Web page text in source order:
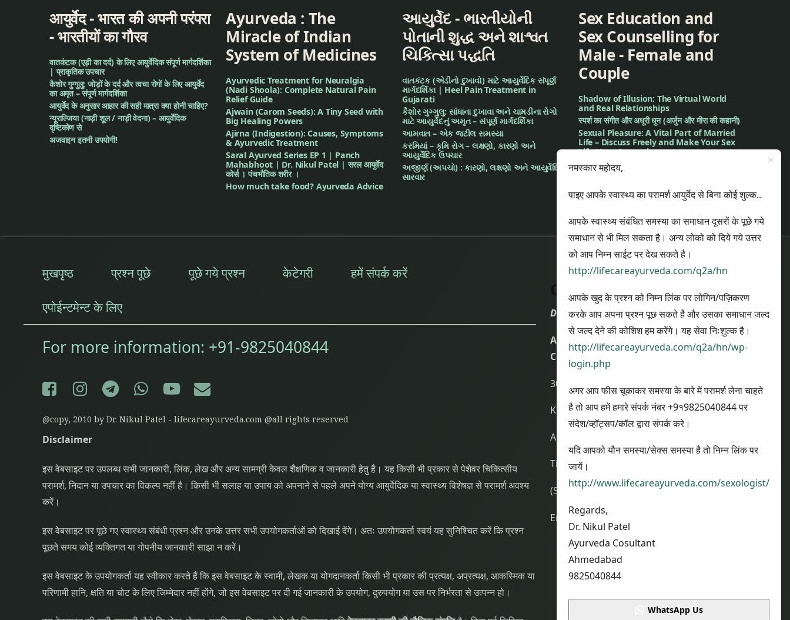
आयुर्वेद - भारत की अपनी परंपरा
- भारतीयों का गौरव
वातकंटक (एड़ी का दर्द) के लिए आयुर्वेदिक संपूर्ण मार्गदर्शिका
| प्राकृतिक उपचार
कैशोर गुग्गुलु: जोड़ों के दर्द और त्वचा रोगों के लिए आयुर्वेद
का अमृत – संपूर्ण मार्गदर्शिका
आयुर्वेद के अनुसार आहार की सही मात्रा क्या होनी चाहिए?
न्यूराल्जिया (नाड़ी शूल / नाड़ी वेदना) – आयुर्वेदिक
दृष्टिकोण से
अजवाइन इतनी उपयोगी!
Ayurveda : The
Miracle of Indian
System of Medicines
Ayurvedic Treatment for Neuralgia
(Nadi Shoola): Complete Natural Pain
Relief Guide
Ajwain (Carom Seeds): A Tiny Seed with
Big Healing Powers
Ajirna (Indigestion): Causes, Symptoms
& Ayurvedic Treatment
Saral Ayurved Series EP 1 | Panch
Mahabhoot | Dr. Nikul Patel | सरल आयुर्वेद
कोर्स । पंचभौतिक शरीर ।
How much take food? Ayurveda Advice
આયુર્વેદ - ભારતીયોની
પોતાની શુદ્ધ અને શાશ્વત
ચિકિત્સા પદ્ધતિ
વાતકંટક (એડીનો દુખાવો) માટે આયુર્વેદિક સંપૂર્ણ
માર્ગદર્શિકા | Heel Pain Treatment in
Gujarati
કૈશોર ગુગ્ગુલુ: સાંધાના દુખાવા અને ચામડીના રોગો
માટે આયુર્વેદનું અમૃત – સંપૂર્ણ માર્ગદર્શિકા
આમવાત – એક જટીલ સમસ્યા
કરમિયાં – કૃમિ રોગ – લક્ષણો, કારણો અને
આયુર્વેદિક ઉપચાર
અજીર્ણ (અપચો) : કારણો, લક્ષણો અને આયુર્વેદિક
સારવાર
Sex Education and
Sex Counselling for
Male - Female and
Couple
Shadow of Illusion: The Virtual World
and Real Relationships
स्पर्श का संगीत और अधूरी धुन (अर्जुन और मीरा की कहानी)
Sexual Pleasure: A Vital Part of Married
Life – Discuss Freely and Make Your Sex
Life More Sensual
Understanding Female Hormones
Through Ayurveda’s Dosha Lens
Melody (The Story of Arjun and Meera)
मुखपृष्ठ प्रश्न पूछे पूछे गये प्रश्न केटेगरी हमें संपर्क करें
एपोईन्टमेन्ट के लिए
For more information: +91-9825040844
Facebook
Instagram
Telegram
WhatsApp
YouTube
E-mail
@copy, 2010 by Dr. Nikul Patel - lifecareayurveda.com @all rights reserved
Disclaimer
इस वेबसाइट पर उपलब्ध सभी जानकारी, लिंक, लेख और अन्य सामग्री केवल शैक्षणिक व जानकारी हेतु है। यह किसी भी प्रकार से पेशेवर चिकित्सीय
परामर्श, निदान या उपचार का विकल्प नहीं है। किसी भी सलाह या उपाय को अपनाने से पहले अपने योग्य आयुर्वेदिक या स्वास्थ्य विशेषज्ञ से परामर्श अवश्य
करें।
इस वेबसाइट पर पूछे गए स्वास्थ्य संबंधी प्रश्न और उनके उत्तर सभी उपयोगकर्ताओं को दिखाई देंगे। अतः उपयोगकर्ता स्वयं यह सुनिश्चित करें कि प्रश्न
पूछते समय कोई व्यक्तिगत या गोपनीय जानकारी साझा न करें।
इस वेबसाइट के उपयोगकर्ता यह स्वीकार करते हैं कि इस वेबसाइट के स्वामी, लेखक या योगदानकर्ता किसी भी प्रकार की प्रत्यक्ष, अप्रत्यक्ष, आकस्मिक या
परिणामी हानि, क्षति या चोट के लिए जिम्मेदार नहीं होंगे, जो इस वेबसाइट पर दी गई जानकारी के उपयोग, दुरुपयोग या उस पर निर्भरता से उत्पन्न हो।
Contact Us
Dr. Nikul Patel
Atharva Ayurveda Clinic and Panchkarma
Center
307, Third Floor, Shalin Complex,
Krishnabaug, Maninagar,
Ahmedabad (Gujarat); India – 380008
Timings : 10.00 am to 6.30 pm (IST)
(Saturday – Sunday Closed)
Email :info@lifecareayurveda.com
नमस्कार महोदय,
पाइए आपके स्वास्थ्य का परामर्श आयुर्वेद से बिना कोई शुल्क..
आपके स्वास्थ्य संबंधित समस्या का समाधान दूसरों के पूछे गये
समाधान से भी मिल सकता है। अन्य लोको को दिये गये उत्तर
को आप निम्न साईट पर देख सकते है।
http://lifecareayurveda.com/q2a/hn
आपके खुद के प्रश्न को निम्न लिंक पर लोगिन/पज़िकरण
करके आप अपना प्रश्न पूछ सकते है और उसका समाधान जल्द
से जल्द देने की कोशिश हम करेंगे। यह सेवा निःशुल्क है।
http://lifecareayurveda.com/q2a/hn/wp-
login.php
अगर आप फीस चूकाकर समस्या के बारे में परामर्श लेना चाहते
है तो आप हमें हमारे संपर्क नंबर +9१9825040844 पर
संदेश/व्हॉट्सप/कॉल द्वारा संपर्क करे।
यदि आपको यौन समस्या/सेक्स समस्या है तो निम्न लिंक पर
जायें।
http://www.lifecareayurveda.com/sexologist/
Regards,
Dr. Nikul Patel
Ayurveda Cosultant
Ahmedabad
9825040844
WhatsApp Us